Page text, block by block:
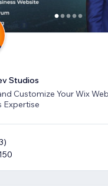
Studios
Customize Your Wix
Expertise
)